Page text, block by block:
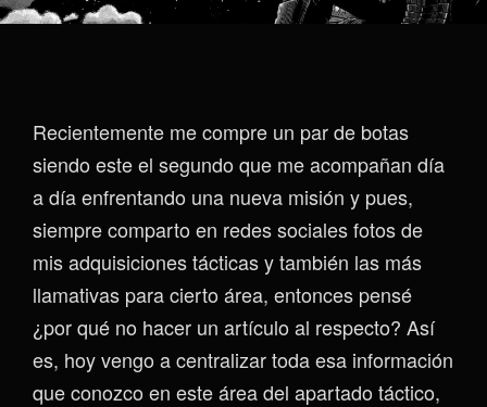
Recientemente me compre un par de botas
siendo este el segundo que me acompañan día
a día enfrentando una nueva misión y pues,
siempre comparto en redes sociales fotos de
mis adquisiciones tácticas y también las más
llamativas para cierto área, entonces pensé
¿por qué no hacer un artículo al respecto? Así
es, hoy vengo a centralizar toda esa información
que conozco en este área del apartado táctico,